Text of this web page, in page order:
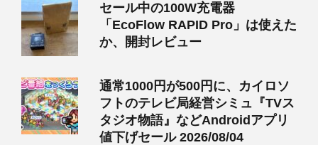
セール中の100W充電器
「EcoFlow RAPID Pro」は使えた
か、開封レビュー
通常1000円が500円に、カイロソ
フトのテレビ局経営シミュ『TVス
タジオ物語』などAndroidアプリ
値下げセール 2026/08/04